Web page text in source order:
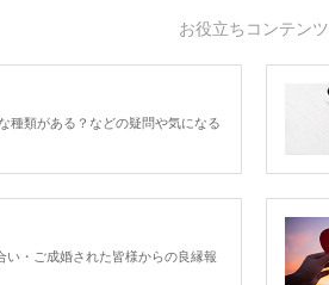
お役立ちコンテンツ
種類がある？などの疑問や気になる
い・ご成婚された皆様からの良縁報